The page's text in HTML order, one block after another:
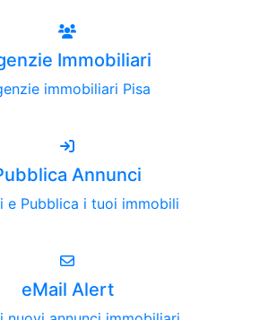
Immobiliari
immobiliari Pisa
Annunci
e Pubblica i tuoi immobili
eMail Alert